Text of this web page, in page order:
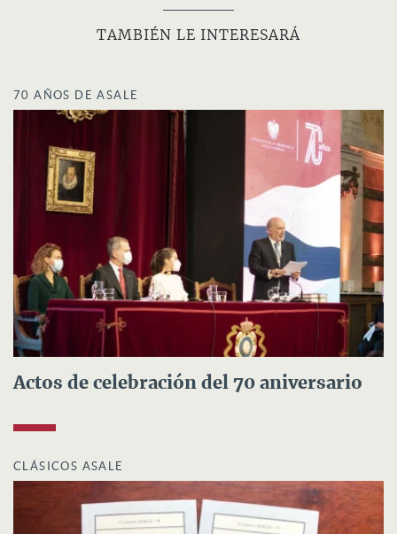
TAMBIÉN LE INTERESARÁ
70 AÑOS DE ASALE
Actos de celebración del 70 aniversario
CLÁSICOS ASALE